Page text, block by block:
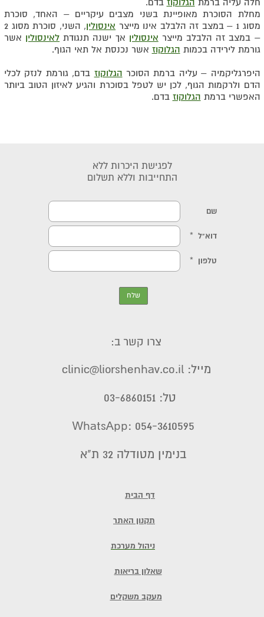
חלה עליה ברמת הגלוקוז בדם.
מחלת הסוכרת מאופיינת בשני מצבים עיקריים – האחד, סוכרת
מסוג 1 – במצב זה הלבלב אינו מייצר
אינסולין
, השני, סוכרת מסוג 2
– במצב זה הלבלב מייצר אינסולין אך ישנה תנגודת לאינסולין אשר
גורמת לירידה בכמות הגלוקוז אשר נכנסת אל תאי הגוף.
היפרגליקמיה – עליה ברמת הסוכר הגלוקוז בדם, גורמת לנזק לכלי
הדם ולרקמות הגוף, לכן יש לטפל בסוכרת והגיע לאיזון הטוב ביותר
האפשרי ברמת הגלוקוז בדם.
דף הבית
תקנון האתר
ניהול מערכת
שאלון בריאות
מעקב משקלים
לפגישת היכרות ללא
התחייבות וללא תשלום
בנימין מטודלה 32 ת"א
צרו קשר ב:
מייל: clinic@liorshenhav.co.il
טל: 03-6860151
WhatsApp: 054-3610595